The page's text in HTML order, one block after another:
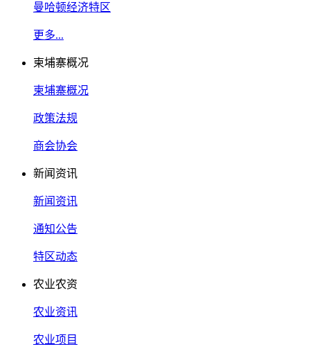
曼哈顿经济特区
更多...
柬埔寨概况
柬埔寨概况
政策法规
商会协会
新闻资讯
新闻资讯
通知公告
特区动态
农业农资
农业资讯
农业项目